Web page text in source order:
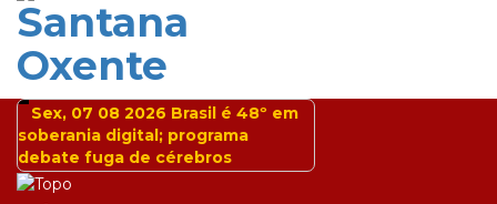
Sex, 07 08 2026 Brasil é 48º em
soberania digital; programa
debate fuga de cérebros